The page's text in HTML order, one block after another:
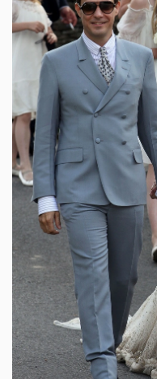
КАТЕГОРИИ
Wine&Dine
Подкасти
Мода
Dialogue
Изкуство